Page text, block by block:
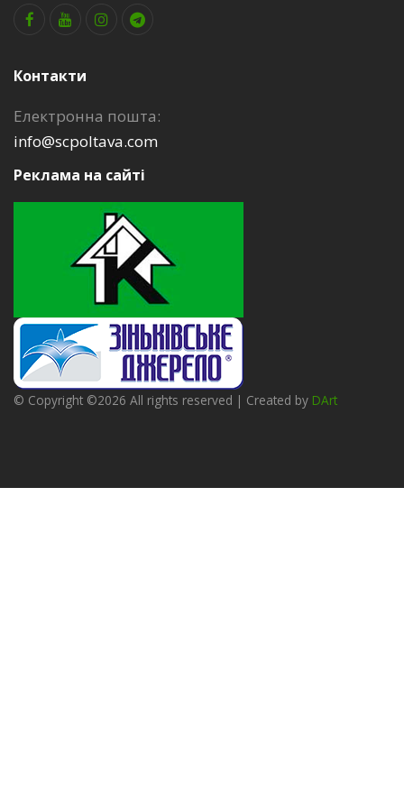
Контакти
Електронна пошта:
info@scpoltava.com
Реклама на сайті
© Copyright ©2026 All rights reserved | Created by DArt